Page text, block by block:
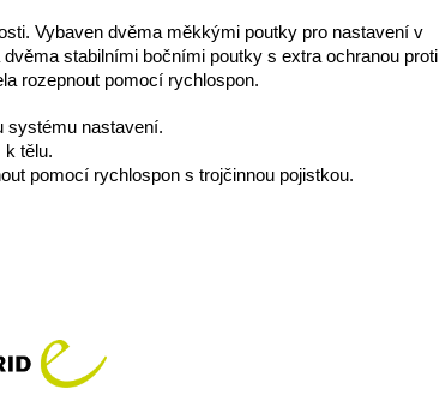
Vybaven dvěma měkkými poutky pro nastavení v
stabilními bočními poutky s extra ochranou proti
rozepnout pomocí rychlospon.
systému nastavení.
k tělu.
pomocí rychlospon s trojčinnou pojistkou.